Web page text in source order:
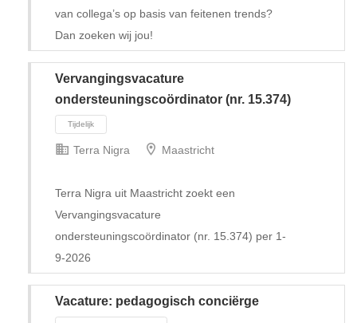
van collega’s op basis van feitenen trends?
Dan zoeken wij jou!
Vervangingsvacature
ondersteuningscoördinator (nr. 15.374)
Terra Nigra Maastricht
Terra Nigra uit Maastricht zoekt een
Vervangingsvacature
ondersteuningscoördinator (nr. 15.374) per 1-
9-2026
Vacature: pedagogisch conciërge